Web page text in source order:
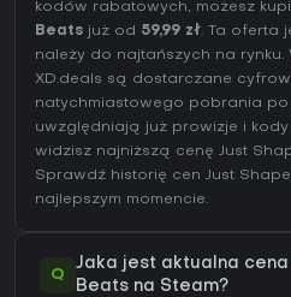
kodów rabatowych, możesz
Beats już od 59,99 zł. Ta oferta
należy do najtańszych na rynku.
XD.deals są dostarczane
natychmiastowego pobrania po
uwzględniają już prowizje i
widzisz najniższą cenę Just
Sprawdź historię cen Just
najlepszym momencie.
Q
Jaka jest aktualna cena
Beats na Steam?